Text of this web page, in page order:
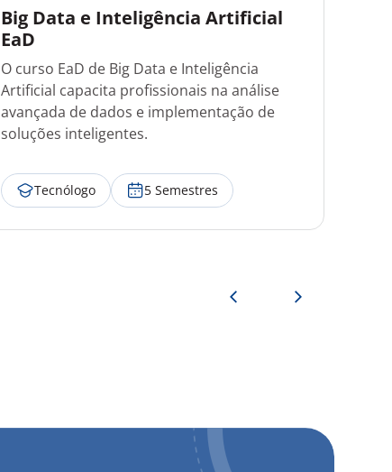
Big Data e Inteligência Artificial
EaD
O curso EaD de Big Data e Inteligência
Artificial capacita profissionais na análise
avançada de dados e implementação de
soluções inteligentes.
Tecnólogo 5 Semestres